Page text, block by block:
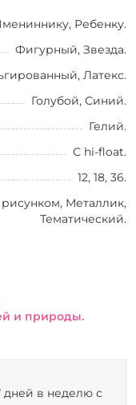
Ребенку.
Фигурный, Звезда.
Латекс.
Голубой, Синий.
Гелий.
С hi-float.
12, 18, 36.
Металлик,
Тематический.
и природы.
дней в неделю с